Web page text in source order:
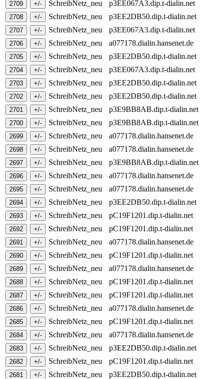
SchreibNetz_neu
p3EE067A3.dip.t-dialin.net
SchreibNetz_neu
p3EE2DB50.dip.t-dialin.net
SchreibNetz_neu
p3EE067A3.dip.t-dialin.net
SchreibNetz_neu
a077178.dialin.hansenet.de
SchreibNetz_neu
p3EE2DB50.dip.t-dialin.net
SchreibNetz_neu
p3EE067A3.dip.t-dialin.net
SchreibNetz_neu
p3EE2DB50.dip.t-dialin.net
SchreibNetz_neu
p3EE2DB50.dip.t-dialin.net
SchreibNetz_neu
p3E9BB8AB.dip.t-dialin.net
SchreibNetz_neu
p3E9BB8AB.dip.t-dialin.net
SchreibNetz_neu
a077178.dialin.hansenet.de
SchreibNetz_neu
a077178.dialin.hansenet.de
SchreibNetz_neu
p3E9BB8AB.dip.t-dialin.net
SchreibNetz_neu
a077178.dialin.hansenet.de
SchreibNetz_neu
a077178.dialin.hansenet.de
SchreibNetz_neu
p3EE2DB50.dip.t-dialin.net
SchreibNetz_neu
pC19F1201.dip.t-dialin.net
SchreibNetz_neu
pC19F1201.dip.t-dialin.net
SchreibNetz_neu
a077178.dialin.hansenet.de
SchreibNetz_neu
pC19F1201.dip.t-dialin.net
SchreibNetz_neu
a077178.dialin.hansenet.de
SchreibNetz_neu
pC19F1201.dip.t-dialin.net
SchreibNetz_neu
pC19F1201.dip.t-dialin.net
SchreibNetz_neu
a077178.dialin.hansenet.de
SchreibNetz_neu
pC19F1201.dip.t-dialin.net
SchreibNetz_neu
a077178.dialin.hansenet.de
SchreibNetz_neu
p3EE2DB50.dip.t-dialin.net
SchreibNetz_neu
pC19F1201.dip.t-dialin.net
SchreibNetz_neu
p3EE2DB50.dip.t-dialin.net